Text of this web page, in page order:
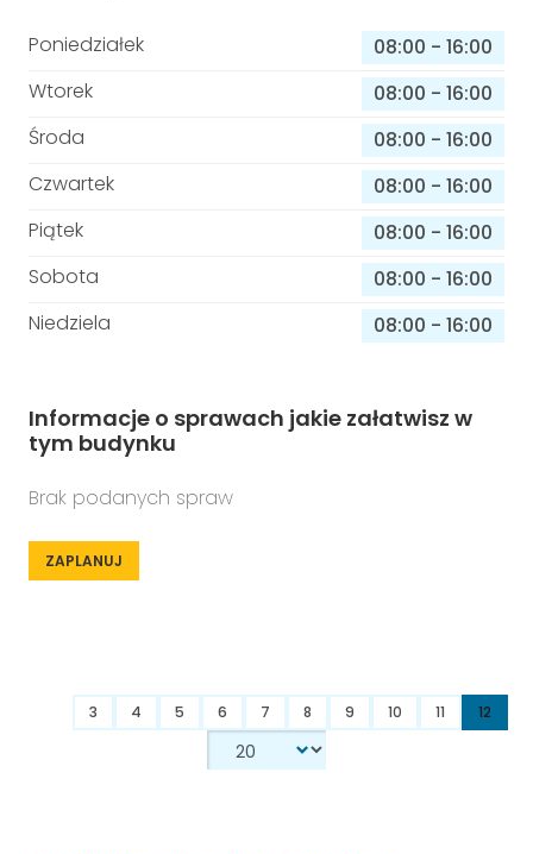
Poniedziałek 08:00 - 16:00
Wtorek
08:00 - 16:00
Środa
08:00 - 16:00
Czwartek
08:00 - 16:00
Piątek
08:00 - 16:00
Sobota
08:00 - 16:00
Niedziela
08:00 - 16:00
Informacje o sprawach jakie załatwisz w
tym budynku
Brak podanych spraw
ZAPLANUJ
3 4 5 6 7 8 9 10 11 12